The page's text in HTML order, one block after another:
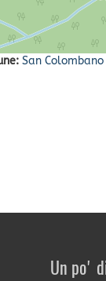
San
Un po'